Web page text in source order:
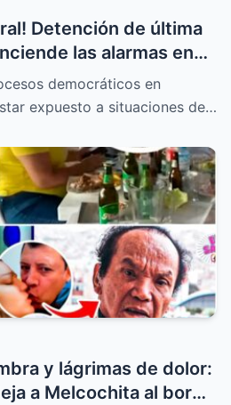
Detención de última
las alarmas en
votación
democráticos en
expuesto a situaciones de…
y lágrimas de dolor:
a Melcochita al borde